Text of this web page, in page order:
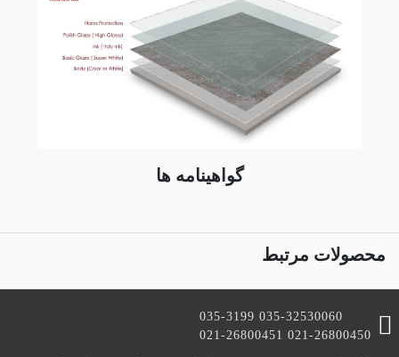
گواهینامه ها
محصولات مرتبط
035-3199 035-32530060
021-26800451 021-26800450